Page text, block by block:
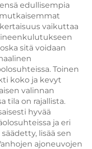
edullisempia
vaikuttaa
sitä voidaan
Toinen
koko ja kevyt
valinnan
tila on rajallista.
hyvää
ja eri
lisää sen
ajoneuvojen